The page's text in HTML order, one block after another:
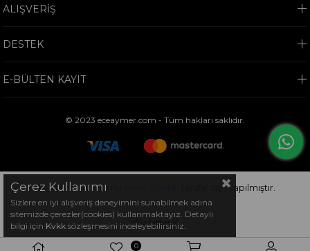
ALIŞVERİŞ
DESTEK
E-BÜLTEN KAYIT
© 2023 eceaymer.com - Tüm hakları saklıdır.
Bu sitenin kurulumu tarafından yapılmıştır.
Çerez Kullanımı
Sizlere en iyi alışveriş deneyimini sunabilmek adına
sitemizde çerezler(cookies) kullanmaktayız. Detaylı
bilgi için Kvkk sözleşmesini inceleyebilirsiniz.
0